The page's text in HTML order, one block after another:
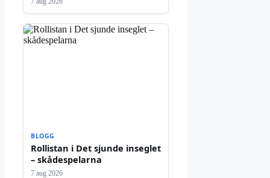
BLOGG
Rollistan i Det sjunde inseglet
– skådespelarna
7 aug 2026